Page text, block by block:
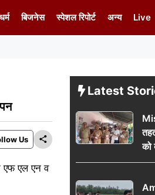
धर्म बिजनेस स्पेशल रिपोर्ट अन्य Live
Us
एफ एल एन व
Latest
को